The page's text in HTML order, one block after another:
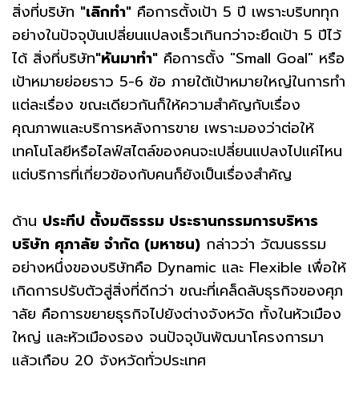
สิ่งที่บริษัท "เลิกทำ" คือการตั้งเป้า 5 ปี เพราะบริบททุก
อย่างในปัจจุบันเปลี่ยนแปลงเร็วเกินกว่าจะยึดเป้า 5 ปีไว้
ได้ สิ่งที่บริษัท"หันมาทำ" คือการตั้ง "Small Goal" หรือ
เป้าหมายย่อยราว 5-6 ข้อ ภายใต้เป้าหมายใหญ่ในการทำ
แต่ละเรื่อง ขณะเดียวกันก็ให้ความสำคัญกับเรื่อง
คุณภาพและบริการหลังการขาย เพราะมองว่าต่อให้
เทคโนโลยีหรือไลฟ์สไตล์ของคนจะเปลี่ยนแปลงไปแค่ไหน
แต่บริการที่เกี่ยวข้องกับคนก็ยังเป็นเรื่องสำคัญ
ด้าน ประทีป ตั้งมติธรรม ประธานกรรมการบริหาร
บริษัท ศุภาลัย จำกัด (มหาชน) กล่าวว่า วัฒนธรรม
อย่างหนึ่งของบริษัทคือ Dynamic และ Flexible เพื่อให้
เกิดการปรับตัวสู่สิ่งที่ดีกว่า ขณะที่เคล็ดลับธุรกิจของศุภ
าลัย คือการขยายธุรกิจไปยังต่างจังหวัด ทั้งในหัวเมือง
ใหญ่ และหัวเมืองรอง จนปัจจุบันพัฒนาโครงการมา
แล้วเกือบ 20 จังหวัดทั่วประเทศ